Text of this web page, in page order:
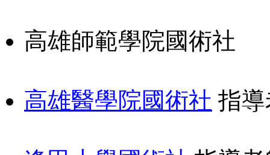
高雄師範學院國術社
高雄醫學院國術社 指